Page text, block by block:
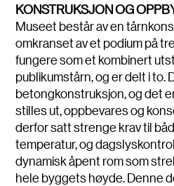
KONSTRUKSJON OG
Museet består av en
omkranset av et podium på
fungere som et kombinert
publikumstårn, og er delt i to.
betongkonstruksjon, og det
stilles ut, oppbevares og
derfor satt strenge krav til
temperatur, og
dynamisk åpent rom som
hele byggets høyde. Denne